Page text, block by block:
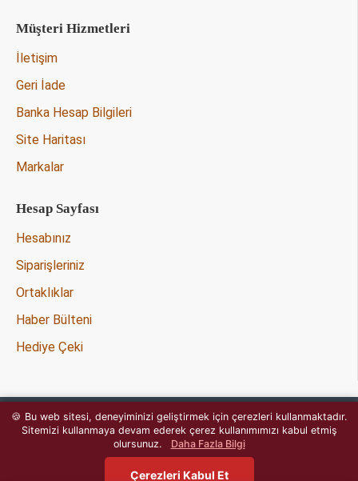
Müşteri Hizmetleri
İletişim
Geri İade
Banka Hesap Bilgileri
Site Haritası
Markalar
Hesap Sayfası
Hesabınız
Siparişleriniz
Ortaklıklar
Haber Bülteni
Hediye Çeki
Copyright © 2020 - Tüm Hakları
OpencartJournal.com
🍪 Bu web sitesi, deneyiminizi geliştirmek için çerezleri kullanmaktadır.
Sitemizi kullanmaya devam ederek çerez kullanımımızı kabul etmiş
olursunuz.
Daha Fazla Bilgi
Çerezleri Kabul Et